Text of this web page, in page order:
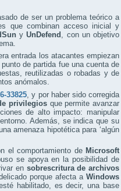
de ser un problema teórico a
que combinan acceso inicial y
yUnDefend
, con un objetivo
entrada los atacantes empiezan
de partida fue una cuenta de
reutilizadas o robadas y de
anómalos.
33825 , y por haber sido corregida
privilegiosque permite avanzar
de alto impacto: manipular
Además, se indica que su
amenaza hipotética para ‘algún
el comportamiento de Microsoft
se apoya en la posibilidad de
en sobrescritura de archivos
porque afecta aWindows
habilitado, es decir, una base